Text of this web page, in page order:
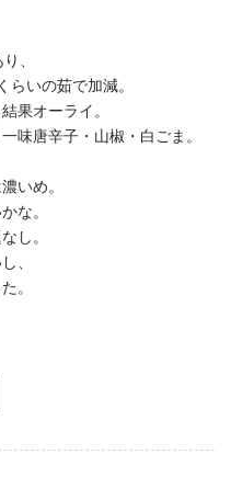
、
らいの茹で加減。
果オーライ。
味唐辛子・山椒・白ごま。
いめ。
な。
し。
、
。